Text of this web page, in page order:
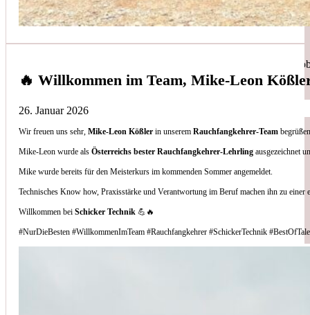
🔥 Willkommen im Team, Mike-Leon
26. Januar 2026
Wir freuen uns sehr,Mike-Leon Kößler in unseremRauchfangkehrer-Team
Mike-Leon wurde alsÖsterreichs bester Rauchfangkehrer-Lehrling ausgezeichnet
Mike wurde bereits für den Meisterkurs im kommenden Sommer angemeldet.
Technisches Know how, Praxisstärke und Verantwortung im Beruf machen ihn zu
Willkommen beiSchicker Technik 💪🔥
#NurDieBesten #WillkommenImTeam #Rauchfangkehrer #SchickerTechnik
Simon Bilek
Anruf, 3 Stunden später war jemand Vorort, Problem
Thomas Gornix
aus unseren Google-Bewertungen
Nettes Team, und kompetente Beratung.